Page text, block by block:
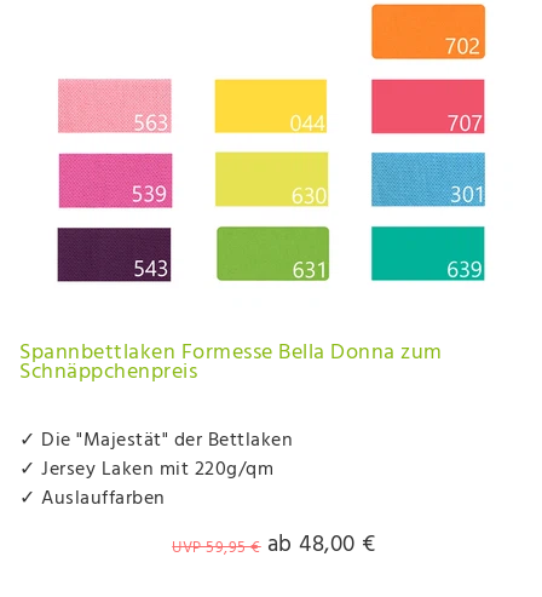
Spannbettlaken Formesse Bella Donna zum
Schnäppchenpreis
✓ Die "Majestät" der Bettlaken
✓ Jersey Laken mit 220g/qm
✓ Auslauffarben
UVP 59,95 € ab 48,00 €